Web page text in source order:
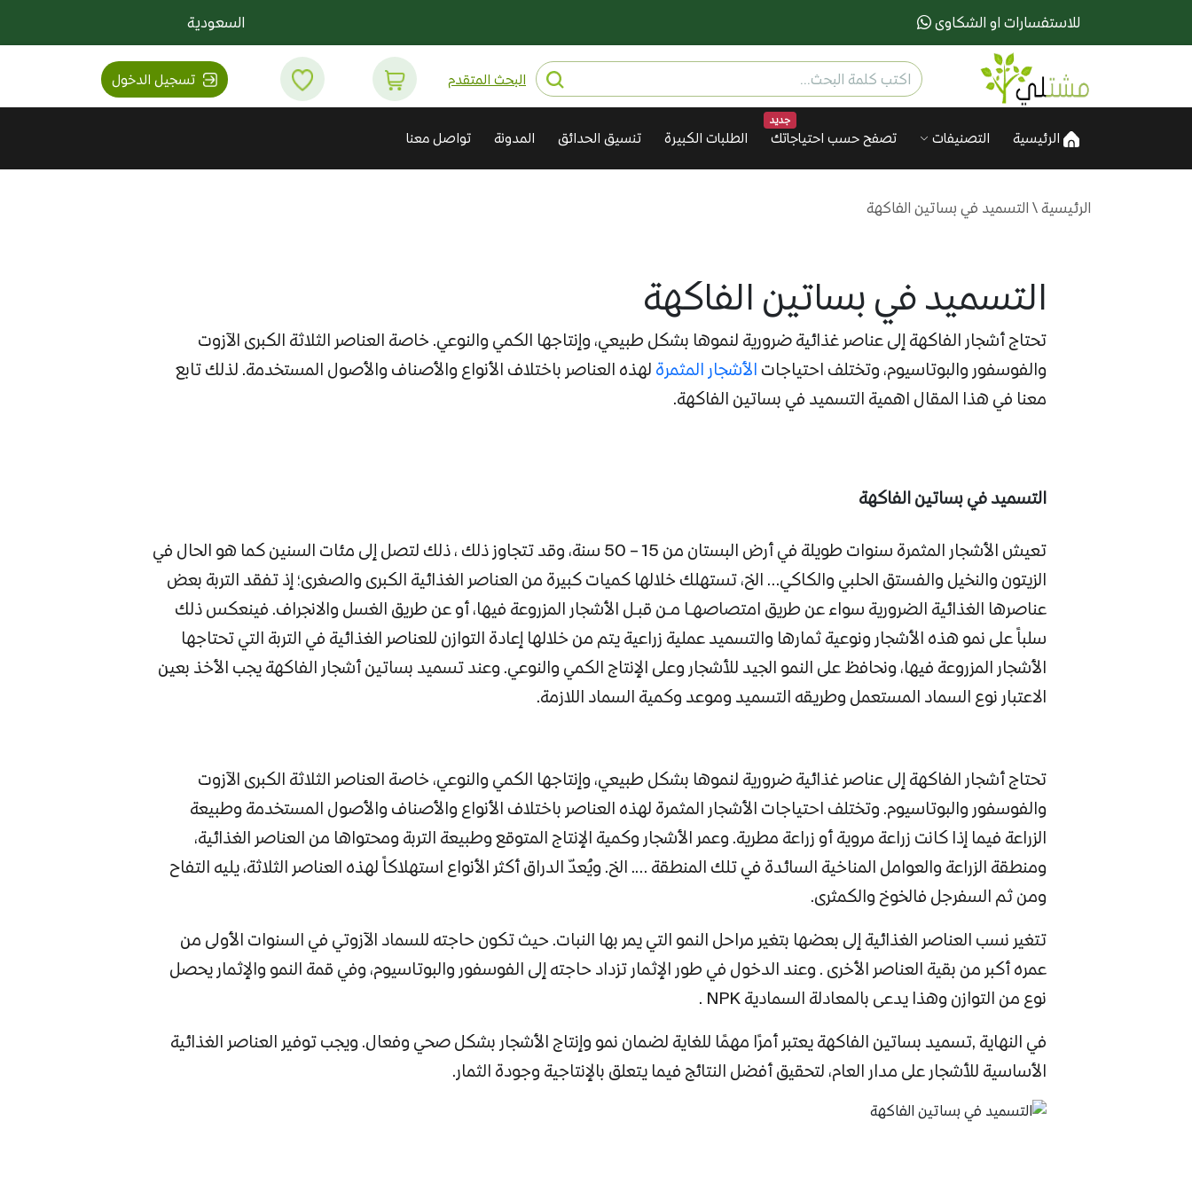
للاستفسارات او الشكاوى السعودية
البحث المتقدم تسجيل الدخول
الرئيسية التصنيفات
جديد
تصفح حسب احتياجاتك الطلبات الكبيرة تنسيق الحدائق المدونة تواصل معنا
الرئيسية \ التسميد في بساتين الفاكهة
التسميد في بساتين الفاكهة
تحتاج أشجار الفاكهة إلى عناصر غذائية ضرورية لنموها بشكل طبيعي، وإنتاجها الكمي والنوعي. خاصة العناصر الثلاثة الكبرى الآزوت
والفوسفور والبوتاسيوم، وتختلف احتياجات الأشجار المثمرة لهذه العناصر باختلاف الأنواع والأصناف والأصول المستخدمة. لذلك تابع
معنا في هذا المقال اهمية التسميد في بساتين الفاكهة.
التسميد في بساتين الفاكهة
تعيش الأشجار المثمرة سنوات طويلة في أرض البستان من 15 – 50 سنة، وقد تتجاوز ذلك
، ذلك لتصل إلى مئات السنين كما هو الحال في
الزيتون والنخيل والفستق الحلبي والكاكي… الخ، تستهلك خلالها كميات كبيرة من العناصر الغذائية الكبرى والصغرى؛ إذ تفقد التربة بعض
عناصرها الغذائية الضرورية سواء عن طريق امتصاصهـا مـن قبـل الأشجار المزروعة فيها، أو عن طريق الغسل والانجراف. فينعكس ذلك
سلباً على نمو هذه الأشجار ونوعية ثمارها والتسميد عملية زراعية يتم من خلالها إعادة التوازن للعناصر الغذائية في التربة التي تحتاجها
الأشجار المزروعة فيها، ونحافظ على النمو الجيد للأشجار وعلى الإنتاج الكمي والنوعي. وعند تسميد بساتين أشجار الفاكهة يجب الأخذ بعين
الاعتبار نوع السماد المستعمل وطريقه التسميد وموعد وكمية السماد اللازمة.
تحتاج أشجار الفاكهة إلى عناصر غذائية ضرورية لنموها بشكل طبيعي، وإنتاجها الكمي والنوعي، خاصة العناصر الثلاثة الكبرى الآزوت
والفوسفور والبوتاسيوم. وتختلف احتياجات الأشجار المثمرة لهذه العناصر باختلاف الأنواع والأصناف والأصول المستخدمة وطبيعة
الزراعة فيما إذا كانت زراعة مروية أو زراعة مطرية. وعمر الأشجار وكمية الإنتاج المتوقع وطبيعة التربة ومحتواها من العناصر الغذائية،
ومنطقة الزراعة والعوامل المناخية السائدة في تلك المنطقة …. الخ. ويُعدّ الدراق أكثر الأنواع استهلاكاً لهذه العناصر الثلاثة، يليه التفاح
ومن ثم السفرجل فالخوخ والكمثرى.
تتغير نسب العناصر الغذائية إلى بعضها بتغير مراحل النمو التي يمر بها النبات. حيث تكون حاجته للسماد الآزوتي في السنوات الأولى من
عمره أكبر من بقية العناصر الأخرى . وعند الدخول في طور الإثمار تزداد حاجته إلى الفوسفور والبوتاسيوم، وفي قمة النمو والإثمار يحصل
نوع من التوازن وهذا يدعى بالمعادلة السمادية NPK .
في النهاية ,تسميد بساتين الفاكهة يعتبر أمرًا مهمًا للغاية لضمان نمو وإنتاج الأشجار بشكل صحي وفعال. ويجب توفير العناصر الغذائية
الأساسية للأشجار على مدار العام، لتحقيق أفضل النتائج فيما يتعلق بالإنتاجية وجودة الثمار.